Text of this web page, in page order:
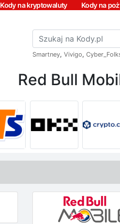
Kody na kryptowaluty Kody na
Smartney, Vivigo,
Red Bull